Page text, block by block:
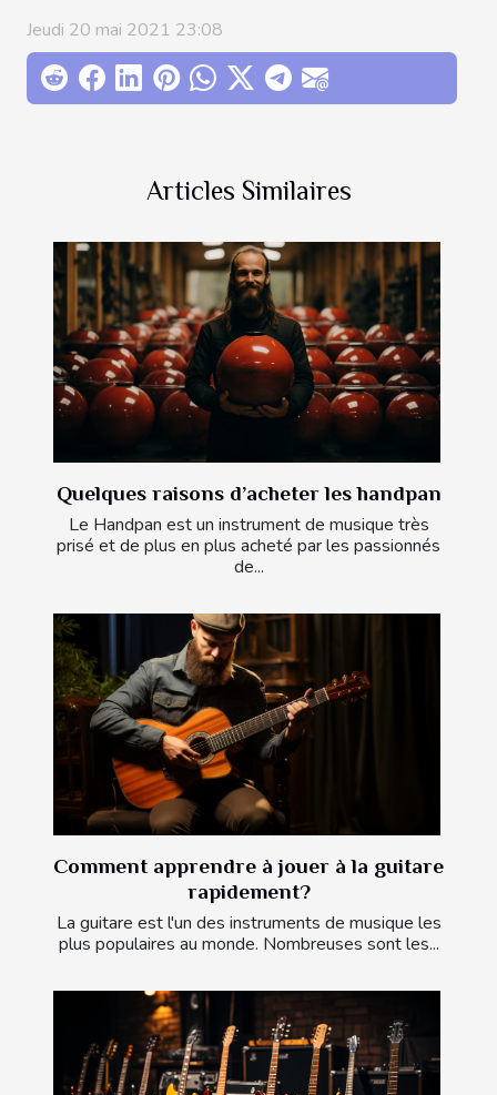
Jeudi 20 mai 2021 23:08
Articles Similaires
Quelques raisons d’acheter les handpan
Le Handpan est un instrument de musique très
prisé et de plus en plus acheté par les passionnés
de...
Comment apprendre à jouer à la guitare
rapidement?
La guitare est l'un des instruments de musique les
plus populaires au monde. Nombreuses sont les...